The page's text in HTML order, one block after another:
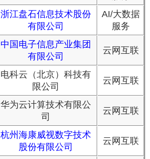
浙江盘石信息技术股份
有限公司
AI/大数据
服务
中国电子信息产业集团
有限公司
云网互联
电科云（北京）科技有
限公司
云网互联
华为云计算技术有限公
司
云网互联
杭州海康威视数字技术
股份有限公司
云网互联